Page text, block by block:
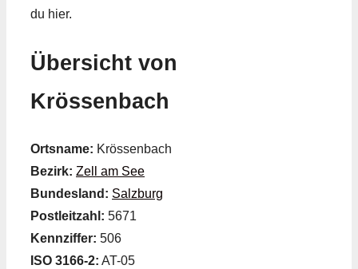
du hier.
Übersicht von
Krössenbach
Ortsname: Krössenbach
Bezirk: Zell am See
Bundesland: Salzburg
Postleitzahl: 5671
Kennziffer: 506
ISO 3166-2: AT-05